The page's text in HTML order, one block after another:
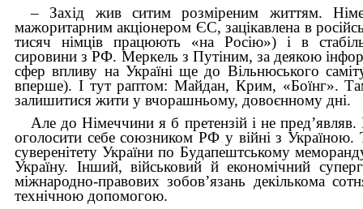
– Захід жив ситим розміреним життям.
мажоритарним акціонером ЄС, зацікавлена в
тисяч німців працюють «на Росію») і в
сировини з РФ. Меркель з Путіним, за деякою
сфер впливу на Україні ще до Вільнюського
вперше). І тут раптом: Майдан, Крим, «Боїнг».
залишитися жити у вчорашньому, довоєнному дні.
Але до Німеччини я б претензій і не
оголосити себе союзником РФ у війні з Україною.
суверенітету України по Будапештському
Україну. Інший, військовий й економічний
міжнародно-правових зобов’язань декількома
технічною допомогою.